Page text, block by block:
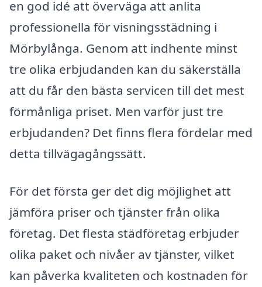
en god idé att överväga att anlita
professionella för visningsstädning i
Mörbylånga. Genom att indhente minst
tre olika erbjudanden kan du säkerställa
att du får den bästa servicen till det mest
förmånliga priset. Men varför just tre
erbjudanden? Det finns flera fördelar med
detta tillvägagångssätt.
För det första ger det dig möjlighet att
jämföra priser och tjänster från olika
företag. Det flesta städföretag erbjuder
olika paket och nivåer av tjänster, vilket
kan påverka kvaliteten och kostnaden för